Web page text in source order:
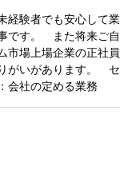
経験者でも安心して
です。 また将来ご
場上場企業の正社員
がいがあります。 セ
会社の定める業務